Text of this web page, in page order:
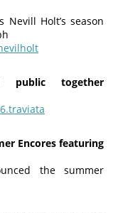
Nevill Holt’s season
public together
Encores featuring
the summer